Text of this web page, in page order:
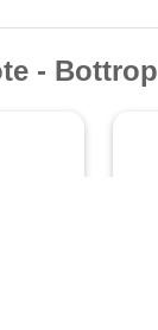
- Bottrop